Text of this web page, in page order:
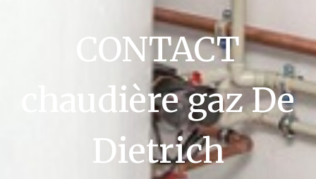
CONTACT
chaudière gaz De
Dietrich